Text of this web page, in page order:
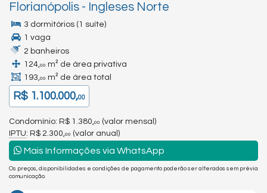
Florianópolis - Ingleses Norte
3 dormitórios (1 suíte)
1 vaga
2 banheiros
124,00 m² de área privativa
193,00 m² de área total
R$ 1.100.000,00
Condomínio: R$ 1.380,00 (valor mensal)
IPTU: R$ 2.300,00 (valor anual)
Mais Informações via WhatsApp
Os preços, disponibilidades e condições de pagamento poderão ser alterados sem prévia
comunicação.